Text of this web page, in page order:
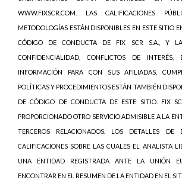
WWW.FIXSCR.COM. LAS CALIFICACIONES
METODOLOGÍAS ESTÁN DISPONIBLES EN ESTE SITIO
CÓDIGO DE CONDUCTA DE FIX SCR S.A., Y
CONFIDENCIALIDAD, CONFLICTOS DE INTERÉS,
INFORMACIÓN PARA CON SUS AFILIADAS,
POLÍTICAS Y PROCEDIMIENTOS ESTÁN TAMBIÉN
DE CÓDIGO DE CONDUCTA DE ESTE SITIO. FIX
PROPORCIONADO OTRO SERVICIO ADMISIBLE A LA
TERCEROS RELACIONADOS. LOS DETALLES DE
CALIFICACIONES SOBRE LAS CUALES EL ANALISTA
UNA ENTIDAD REGISTRADA ANTE LA UNIÓN
ENCONTRAR EN EL RESUMEN DE LA ENTIDAD EN EL